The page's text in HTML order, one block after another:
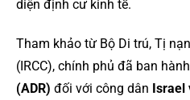
diện định cư kinh tế.
Tham khảo từ Bộ Di trú, Tị
(IRCC), chính phủ đã ban
(ADR) đối với công dân Israel